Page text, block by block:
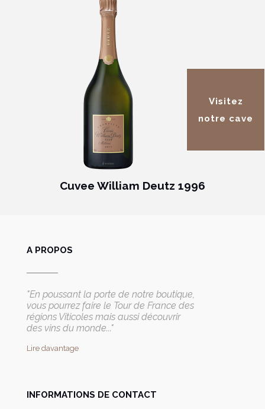
Cuvee William Deutz 1996
Visitez
notre cave
A PROPOS
"En poussant la porte de notre boutique,
vous pourrez faire le Tour de France des
régions Viticoles mais aussi découvrir
des vins du monde..."
Lire davantage
INFORMATIONS DE CONTACT